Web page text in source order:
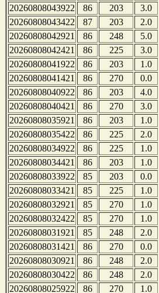
20260808043922
86 203
3.0
20260808043422
87 203
2.0
20260808042921
86 248
5.0
20260808042421
86 225
3.0
20260808041922
86 203
1.0
20260808041421
86 270
0.0
20260808040922
86 203
4.0
20260808040421
86 270
3.0
20260808035921
86 203
1.0
20260808035422
86 225
2.0
20260808034922
86 225
1.0
20260808034421
86 203
1.0
20260808033922
85 203
0.0
20260808033421
85 225
1.0
20260808032921
85 270
1.0
20260808032422
85 270
1.0
20260808031921
85 248
2.0
20260808031421
86 270
0.0
20260808030921
86 248
2.0
20260808030422
86 248
2.0
20260808025922
86 270
1.0